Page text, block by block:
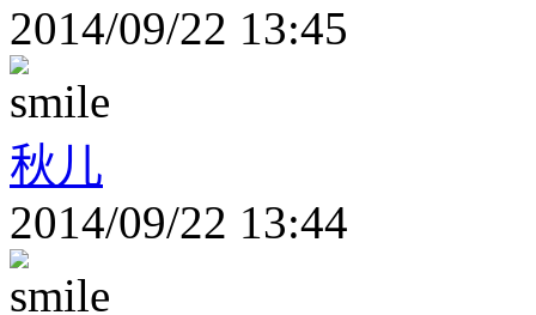
2014/09/22 13:45
秋儿
2014/09/22 13:44